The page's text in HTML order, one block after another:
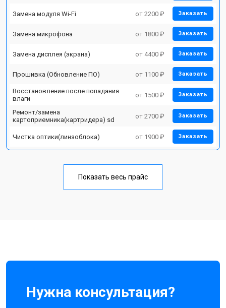
Замена модуля Wi-Fi от 2200 ₽ Заказать
Замена микрофона от 1800 ₽ Заказать
Замена дисплея (экрана) от 4400 ₽ Заказать
Прошивка (Обновление ПО) от 1100 ₽ Заказать
Восстановление после попадания
влаги
от 1500 ₽ Заказать
Ремонт/замена
картоприемника(картридера) sd
от 2700 ₽ Заказать
Чистка оптики(линзоблока) от 1900 ₽ Заказать
Показать весь прайс
Нужна консультация?